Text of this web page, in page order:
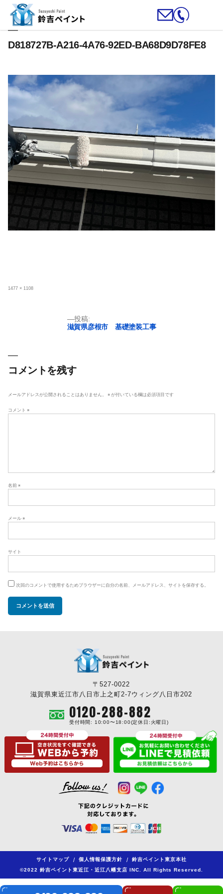
D818727B-A216-4A76-92ED-BA68D9D78FE8
フ
1477 × 1108
ビ
シ
ン
投稿:
滋賀県彦根市 基礎塗装工事
コメントを残す
メールアドレスが公開されることはありません。 ※ が付いている欄は必須項目です
コメント ※
名前 ※
メール ※
サイト
次回のコメントで使用するためブラウザーに自分の名前、メールアドレス、サイトを保存する。
〒527-0022
滋賀県東近江市八日市上之町2-7ウィング八日市202
0120-288-882
受付時間: 10:00〜18:00(定休日:火曜日)
サイトマップ / 個人情報保護方針 /
鈴吉ペイント東京本社
©2022 鈴吉ペイント東近江・近江八幡支店 INC. All Rights Reserved.